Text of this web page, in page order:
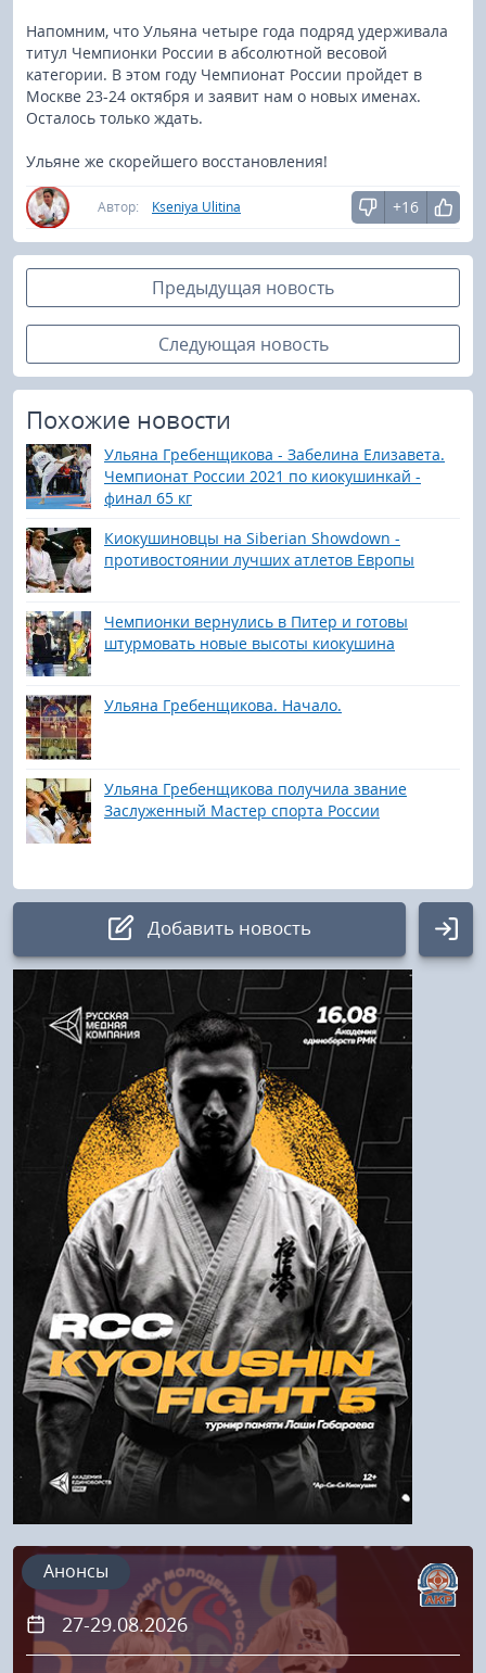
Напомним, что Ульяна четыре года подряд удерживала
титул Чемпионки России в абсолютной весовой
категории. В этом году Чемпионат России пройдет в
Москве 23-24 октября и заявит нам о новых именах.
Осталось только ждать.
Ульяне же скорейшего восстановления!
Автор: Kseniya Ulitina +16
Предыдущая новость
Следующая новость
Похожие новости
Ульяна Гребенщикова - Забелина Елизавета.
Чемпионат России 2021 по киокушинкай -
финал 65 кг
Киокушиновцы на Siberian Showdown -
противостоянии лучших атлетов Европы
Чемпионки вернулись в Питер и готовы
штурмовать новые высоты киокушина
Ульяна Гребенщикова. Начало.
Ульяна Гребенщикова получила звание
Заслуженный Мастер спорта России
Добавить новость
Авторизация
Логин:
Пароль
Войти
Напомнить пароль
Регистрация
27-29.08.2026
Анонсы